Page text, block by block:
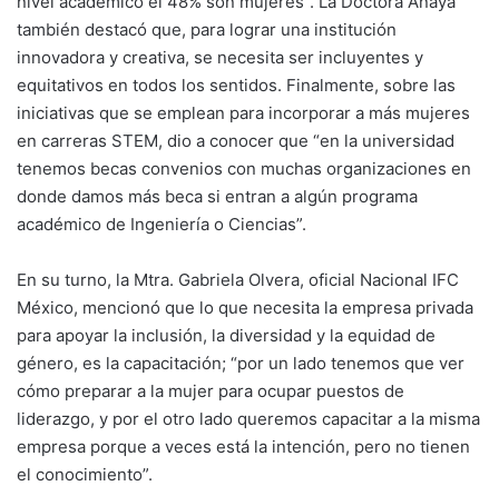
también destacó que, para lograr una institución
innovadora y creativa, se necesita ser incluyentes y
equitativos en todos los sentidos. Finalmente, sobre las
iniciativas que se emplean para incorporar a más mujeres
en carreras STEM, dio a conocer que “en la universidad
tenemos becas convenios con muchas organizaciones en
donde damos más beca si entran a algún programa
académico de Ingeniería o Ciencias”.
En su turno, la Mtra. Gabriela Olvera, oficial Nacional IFC
México, mencionó que lo que necesita la empresa privada
para apoyar la inclusión, la diversidad y la equidad de
género, es la capacitación; “por un lado tenemos que ver
cómo preparar a la mujer para ocupar puestos de
liderazgo, y por el otro lado queremos capacitar a la misma
empresa porque a veces está la intención, pero no tienen
el conocimiento”.